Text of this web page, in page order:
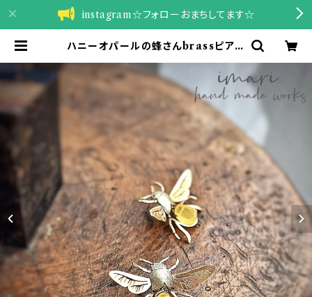
instagram☆フォローおまちしてます☆
ハニーオパールの蜂さんbrassピアス
ver works